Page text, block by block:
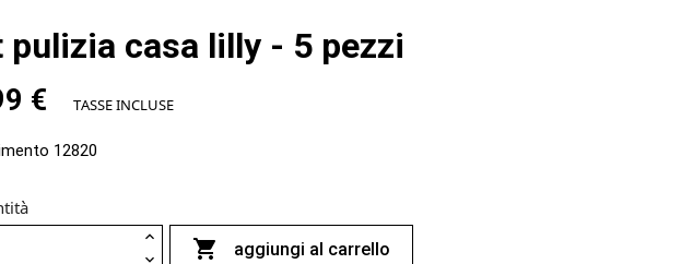
pulizia casa lilly - 5 pezzi
€ TASSE INCLUSE
12820
 aggiungi al carrello